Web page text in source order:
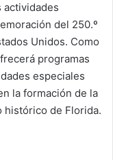
actividades
del 250.º
Unidos. Como
programas
especiales
la formación de la
histórico de Florida.